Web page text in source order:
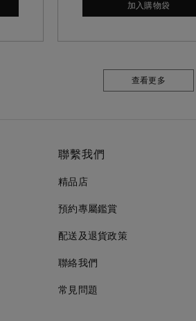
加入購物袋
查看更多
聯繫我們
精品店
預約專屬鑑賞
配送及退貨政策
聯絡我們
常見問題